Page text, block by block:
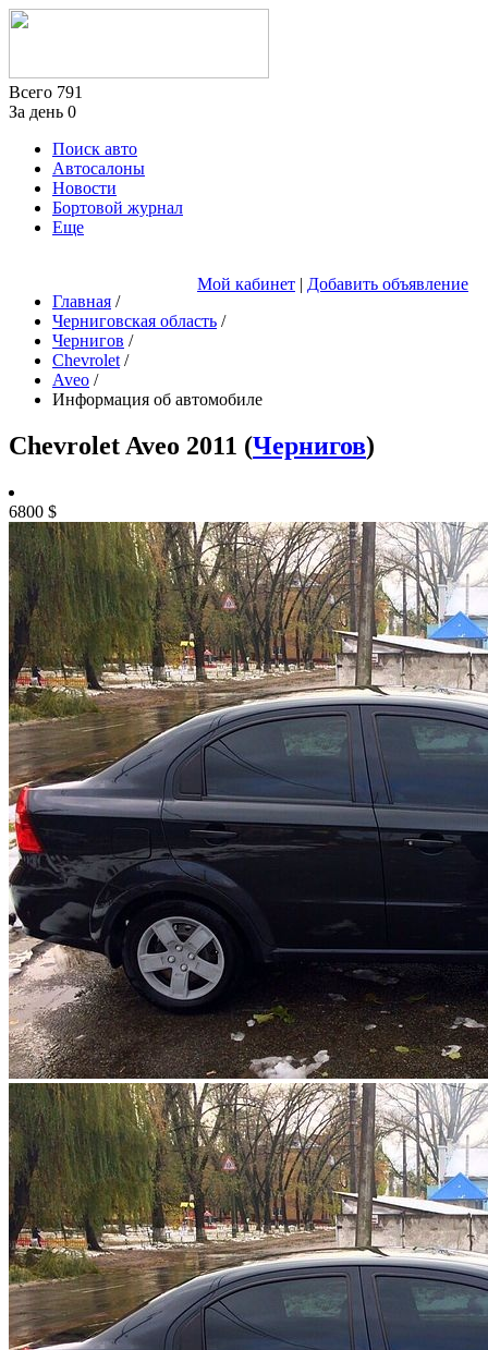
Всего 791
За день 0
Поиск авто
Автосалоны
Новости
Бортовой журнал
Еще
Мой кабинет | Добавить объявление
Главная /
Черниговская область /
Чернигов /
Chevrolet /
Aveo /
Информация об автомобиле
Chevrolet Aveo 2011 (Чернигов)
6800 $